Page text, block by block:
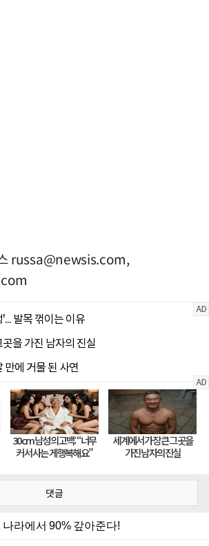
russa@newsis.com,
댓글